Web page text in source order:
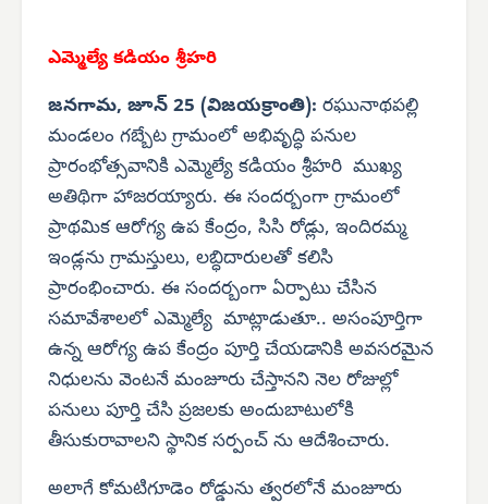
ఎమ్మెల్యే కడియం శ్రీహరి
జనగామ, జూన్ 25 (విజయక్రాంతి): రఘునాథపల్లి
మండలం గబ్బేట గ్రామంలో అభివృద్ధి పనుల
ప్రారంభోత్సవానికి ఎమ్మెల్యే కడియం శ్రీహరి ముఖ్య
అతిథిగా హాజరయ్యారు. ఈ సందర్బంగా గ్రామంలో
ప్రాథమిక ఆరోగ్య ఉప కేంద్రం, సిసి రోడ్లు, ఇందిరమ్మ
ఇండ్లను గ్రామస్తులు, లబ్ధిదారులతో కలిసి
ప్రారంభించారు. ఈ సందర్బంగా ఏర్పాటు చేసిన
సమావేశాలలో ఎమ్మెల్యే మాట్లాడుతూ.. అసంపూర్తిగా
ఉన్న ఆరోగ్య ఉప కేంద్రం పూర్తి చేయడానికి అవసరమైన
నిధులను వెంటనే మంజూరు చేస్తానని నెల రోజుల్లో
పనులు పూర్తి చేసి ప్రజలకు అందుబాటులోకి
తీసుకురావాలని స్థానిక సర్పంచ్ ను ఆదేశించారు.
అలాగే కోమటిగూడెం రోడ్డును త్వరలోనే మంజూరు